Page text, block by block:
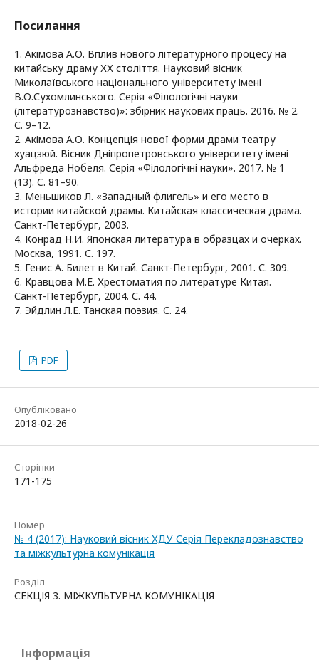
Посилання
1. Акімова А.О. Вплив нового літературного процесу на
китайську драму ХХ століття. Науковий вісник
Миколаївського національного університету імені
В.О.Сухомлинського. Серія «Філологічні науки
(літературознавство)»: збірник наукових праць. 2016. № 2.
С. 9–12.
2. Акімова А.О. Концепція нової форми драми театру
хуацзюй. Вісник Дніпропетровського університету імені
Альфреда Нобеля. Серія «Філологічні науки». 2017. № 1
(13). C. 81–90.
3. Меньшиков Л. «Западный флигель» и его место в
истории китайской драмы. Китайская классическая драма.
Санкт-Петербург, 2003.
4. Конрад Н.И. Японская литература в образцах и очерках.
Москва, 1991. С. 197.
5. Генис А. Билет в Китай. Санкт-Петербург, 2001. С. 309.
6. Кравцова М.Е. Хрестоматия по литературе Китая.
Санкт-Петербург, 2004. С. 44.
7. Эйдлин Л.Е. Танская поэзия. С. 24.
PDF
Опубліковано
2018-02-26
Сторінки
171-175
Номер
№ 4 (2017): Науковий вісник ХДУ Серія Перекладознавство
та міжкультурна комунікація
Розділ
СЕКЦІЯ 3. МІЖКУЛЬТУРНА КОМУНІКАЦІЯ
Інформація